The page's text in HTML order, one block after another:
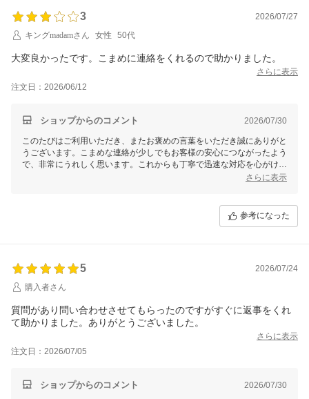
3
2026/07/27
キングmadamさん
女性 50代
さらに表示
注文日：2026/06/12
ショップからのコメント 2026/07/30
このたびはご利用いただき、またお褒めの言葉をいただき誠にありがと
うございます。こまめな連絡が少しでもお客様の安心につながったよう
で、非常にうれしく思います。これからも丁寧で迅速な対応を心がけて
まいりますので、何かお気づきの点がございましたらぜひお聞かせくだ
さらに表示
参考になった
5
2026/07/24
購入者さん
質問があり問い合わせさせてもらったのですがすぐに返事をくれ
て助かりました。ありがとうございました。
さらに表示
注文日：2026/07/05
ショップからのコメント 2026/07/30